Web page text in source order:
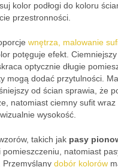
kolor podłogi do koloru
przestronności.
wnętrza, malowanie
potęguje efekt.
optycznie długie
mogą dodać przytulności.
od ścian sprawia, że
natomiast ciemny sufit
wysokość.
takich jak pasy
pomieszczeniu, natomiast
Przemyślany dobór kolorów